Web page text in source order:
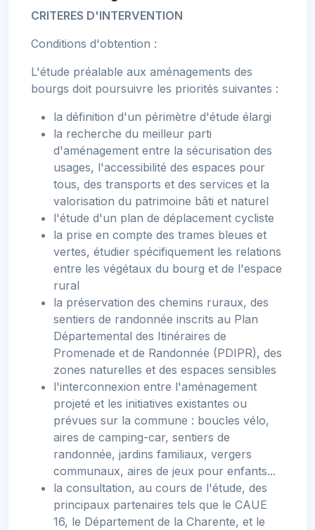
CRITERES D'INTERVENTION
Conditions d'obtention :
L'étude préalable aux aménagements des
bourgs doit poursuivre les priorités suivantes :
la définition d'un périmètre d'étude élargi
la recherche du meilleur parti
d'aménagement entre la sécurisation des
usages, l'accessibilité des espaces pour
tous, des transports et des services et la
valorisation du patrimoine bâti et naturel
l'étude d'un plan de déplacement cycliste
la prise en compte des trames bleues et
vertes, étudier spécifiquement les relations
entre les végétaux du bourg et de l'espace
rural
la préservation des chemins ruraux, des
sentiers de randonnée inscrits au Plan
Départemental des Itinéraires de
Promenade et de Randonnée (PDIPR), des
zones naturelles et des espaces sensibles
l'interconnexion entre l'aménagement
projeté et les initiatives existantes ou
prévues sur la commune : boucles vélo,
aires de camping-car, sentiers de
randonnée, jardins familiaux, vergers
communaux, aires de jeux pour enfants...
la consultation, au cours de l'étude, des
principaux partenaires tels que le CAUE
16, le Département de la Charente, et le